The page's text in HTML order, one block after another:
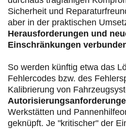
Sicherheit und
aber in der praktischen
Herausforderungen und
Einschränkungen
So werden künftig etwa das
Fehlercodes bzw. des
Kalibrierung von
Werkstätten und
geknüpft. Je "kritischer" der